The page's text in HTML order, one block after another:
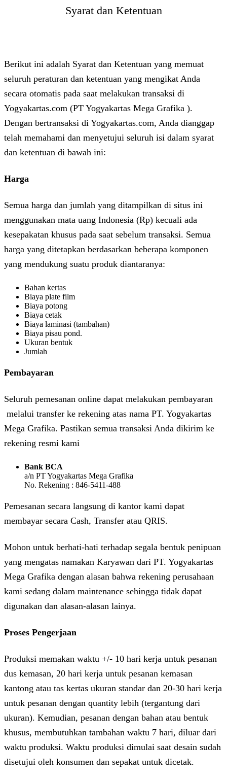
Syarat dan Ketentuan
Berikut ini adalah Syarat dan Ketentuan yang memuat
seluruh peraturan dan ketentuan yang mengikat Anda
secara otomatis pada saat melakukan transaksi di
Yogyakartas.com (PT Yogyakartas Mega Grafika ).
Dengan bertransaksi di Yogyakartas.com, Anda dianggap
telah memahami dan menyetujui seluruh isi dalam syarat
dan ketentuan di bawah ini:
Harga
Semua harga dan jumlah yang ditampilkan di situs ini
menggunakan mata uang Indonesia (Rp) kecuali ada
kesepakatan khusus pada saat sebelum transaksi. Semua
harga yang ditetapkan berdasarkan beberapa komponen
yang mendukung suatu produk diantaranya:
Bahan kertas
Biaya plate film
Biaya potong
Biaya cetak
Biaya laminasi (tambahan)
Biaya pisau pond.
Ukuran bentuk
Jumlah
Pembayaran
Seluruh pemesanan online dapat melakukan pembayaran
melalui transfer ke rekening atas nama PT. Yogyakartas
Mega Grafika. Pastikan semua transaksi Anda dikirim ke
rekening resmi kami
Bank BCA
a/n PT Yogyakartas Mega Grafika
No. Rekening : 846-5411-488
Pemesanan secara langsung di kantor kami dapat
membayar secara Cash, Transfer atau QRIS.
Mohon untuk berhati-hati terhadap segala bentuk penipuan
yang mengatas namakan Karyawan dari PT. Yogyakartas
Mega Grafika dengan alasan bahwa rekening perusahaan
kami sedang dalam maintenance sehingga tidak dapat
digunakan dan alasan-alasan lainya.
Proses Pengerjaan
Produksi memakan waktu +/- 10 hari kerja untuk pesanan
dus kemasan, 20 hari kerja untuk pesanan kemasan
kantong atau tas kertas ukuran standar dan 20-30 hari kerja
untuk pesanan dengan quantity lebih (tergantung dari
ukuran). Kemudian, pesanan dengan bahan atau bentuk
khusus, membutuhkan tambahan waktu 7 hari, diluar dari
waktu produksi. Waktu produksi dimulai saat desain sudah
disetujui oleh konsumen dan sepakat untuk dicetak.